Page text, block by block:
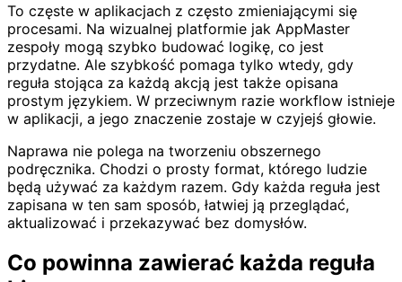
To częste w aplikacjach z często zmieniającymi się
procesami. Na wizualnej platformie jak AppMaster
zespoły mogą szybko budować logikę, co jest
przydatne. Ale szybkość pomaga tylko wtedy, gdy
reguła stojąca za każdą akcją jest także opisana
prostym językiem. W przeciwnym razie workflow istnieje
w aplikacji, a jego znaczenie zostaje w czyjejś głowie.
Naprawa nie polega na tworzeniu obszernego
podręcznika. Chodzi o prosty format, którego ludzie
będą używać za każdym razem. Gdy każda reguła jest
zapisana w ten sam sposób, łatwiej ją przeglądać,
aktualizować i przekazywać bez domysłów.
Co powinna zawierać każda reguła